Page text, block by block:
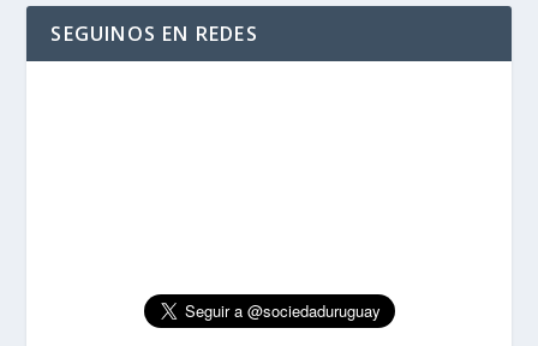
SEGUINOS EN REDES